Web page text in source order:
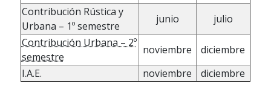
Contribución Rústica y
Urbana – 1º semestre
junio
julio
Contribución Urbana – 2º
semestre
noviembre
diciembre
I.A.E.
noviembre diciembre